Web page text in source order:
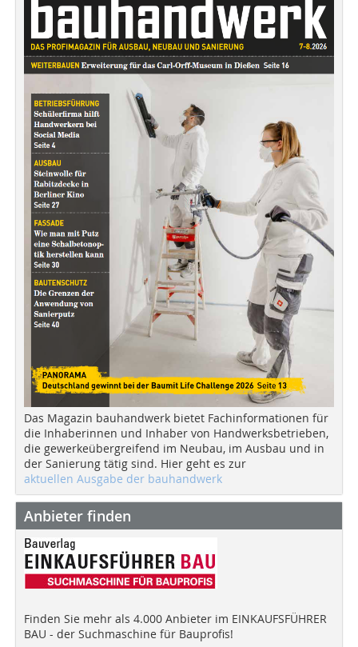
Das Magazin bauhandwerk bietet Fachinformationen für
die Inhaberinnen und Inhaber von Handwerksbetrieben,
die gewerkeübergreifend im Neubau, im Ausbau und in
der Sanierung tätig sind. Hier geht es zur
aktuellen Ausgabe der bauhandwerk
Anbieter finden
Finden Sie mehr als 4.000 Anbieter im EINKAUFSFÜHRER
BAU - der Suchmaschine für Bauprofis!